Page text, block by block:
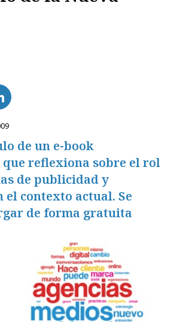
de un e-book
reflexiona sobre el rol
de publicidad y
contexto actual. Se
de forma gratuita